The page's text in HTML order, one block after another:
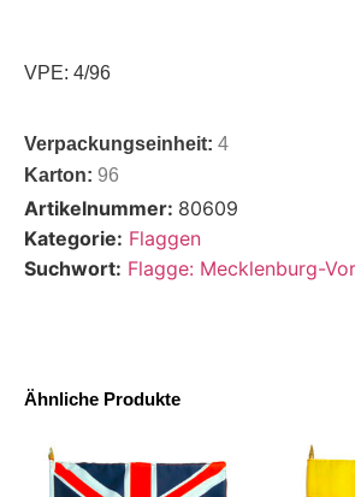
VPE: 4/96
Verpackungseinheit: 4
Karton: 96
Artikelnummer: 80609
Kategorie: Flaggen
Suchwort: Flagge: Mecklenburg-
Ähnliche Produkte